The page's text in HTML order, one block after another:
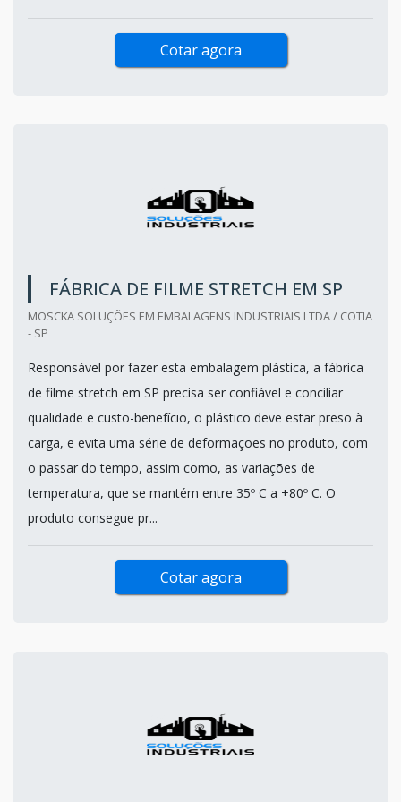
Cotar agora
FÁBRICA DE FILME STRETCH EM SP
MOSCKA SOLUÇÕES EM EMBALAGENS INDUSTRIAIS LTDA / COTIA
- SP
Responsável por fazer esta embalagem plástica, a fábrica
de filme stretch em SP precisa ser confiável e conciliar
qualidade e custo-benefício, o plástico deve estar preso à
carga, e evita uma série de deformações no produto, com
o passar do tempo, assim como, as variações de
temperatura, que se mantém entre 35º C a +80º C. O
produto consegue pr...
Cotar agora